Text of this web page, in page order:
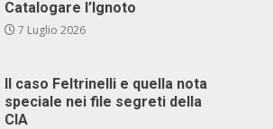
Catalogare l’Ignoto
7 Luglio 2026
Il caso Feltrinelli e quella nota
speciale nei file segreti della
CIA